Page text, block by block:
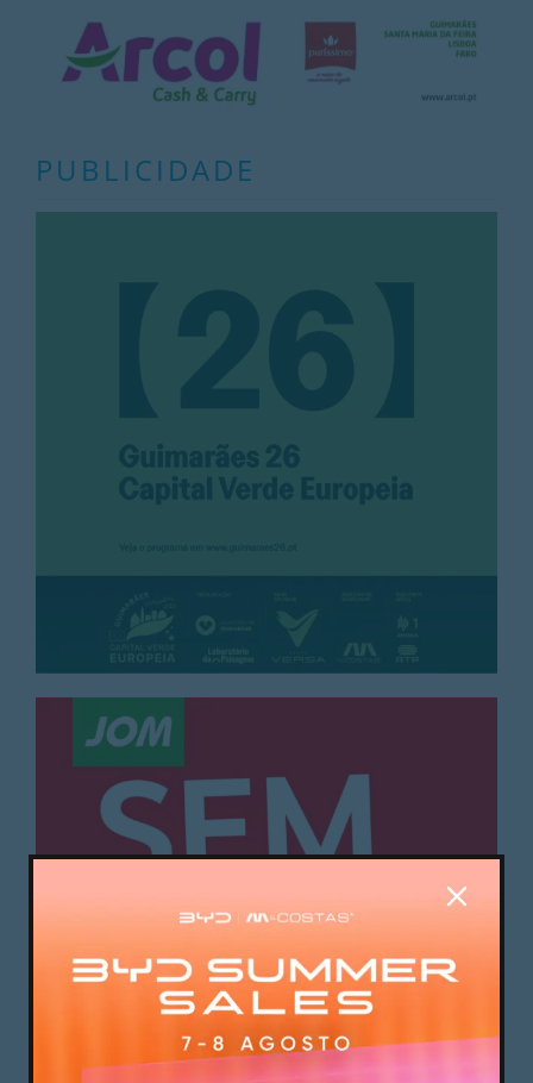
PUBLICIDADE